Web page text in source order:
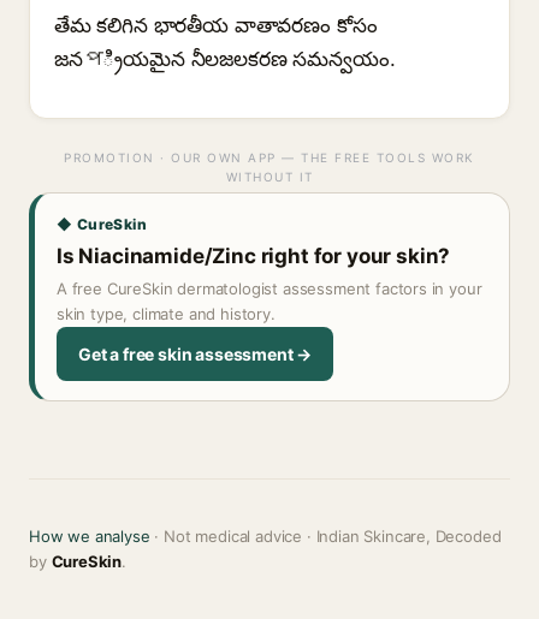
తేమ కలిగిన భారతీయ వాతావరణం కోసం
జనপ్రియమైన నీలజలకరణ సమన్వయం.
PROMOTION · OUR OWN APP — THE FREE TOOLS WORK
WITHOUT IT
◆ CureSkin
Is Niacinamide/Zinc right for your skin?
A free CureSkin dermatologist assessment factors in your
skin type, climate and history.
Get a free skin assessment →
How we analyse · Not medical advice · Indian Skincare, Decoded
by CureSkin.